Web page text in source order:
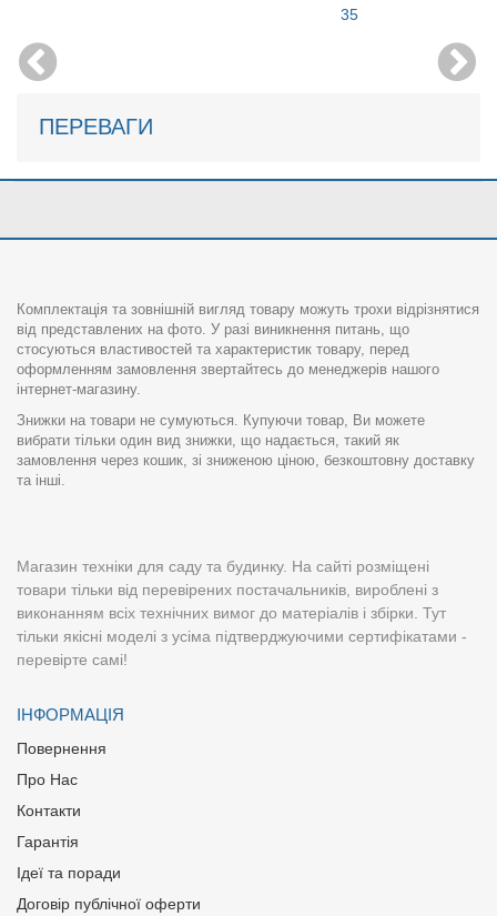
35
ПЕРЕВАГИ
Комплектація та зовнішній вигляд товару можуть трохи відрізнятися
від представлених на фото. У разі виникнення питань, що
стосуються властивостей та характеристик товару, перед
оформленням замовлення звертайтесь до менеджерів нашого
інтернет-магазину.
Знижки на товари не сумуються. Купуючи товар, Ви можете
вибрати тільки один вид знижки, що надається, такий як
замовлення через кошик, зі зниженою ціною, безкоштовну доставку
та інші.
Магазин техніки для саду та будинку. На сайті розміщені
товари тільки від перевірених постачальників, вироблені з
виконанням всіх технічних вимог до матеріалів і збірки. Тут
тільки якісні моделі з усіма підтверджуючими сертифікатами -
перевірте самі!
ІНФОРМАЦІЯ
Повернення
Про Нас
Контакти
Гарантія
Ідеї та поради
Договір публічної оферти